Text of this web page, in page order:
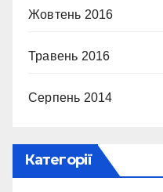
Жовтень 2016
Травень 2016
Серпень 2014
Категорії